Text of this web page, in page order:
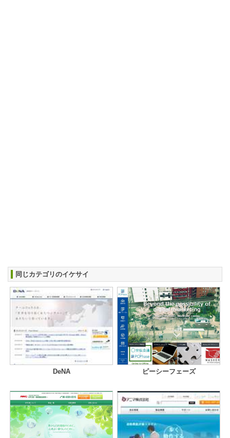
同じカテゴリのイケサイ
DeNA ピーシーフェーズ